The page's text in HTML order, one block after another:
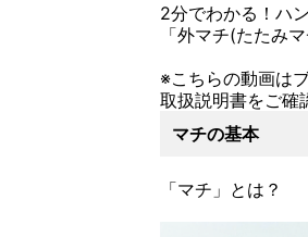
2分でわかる！ハ
「外マチ(たたみ
※こちらの動画は
取扱説明書をご確
マチの基本
「マチ」とは？